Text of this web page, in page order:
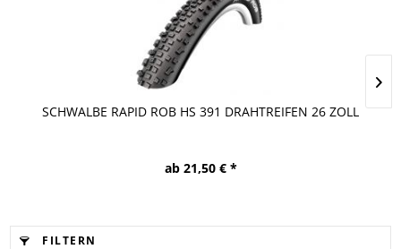
SCHWALBE RAPID ROB HS 391 DRAHTREIFEN 26 ZOLL
ab 21,50 € *
FILTERN